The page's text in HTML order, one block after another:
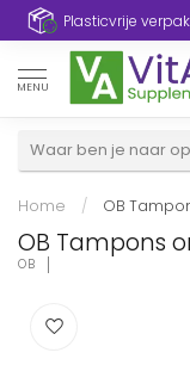
Plasticvrije
MENU
Home / OB
OB Tampons
OB